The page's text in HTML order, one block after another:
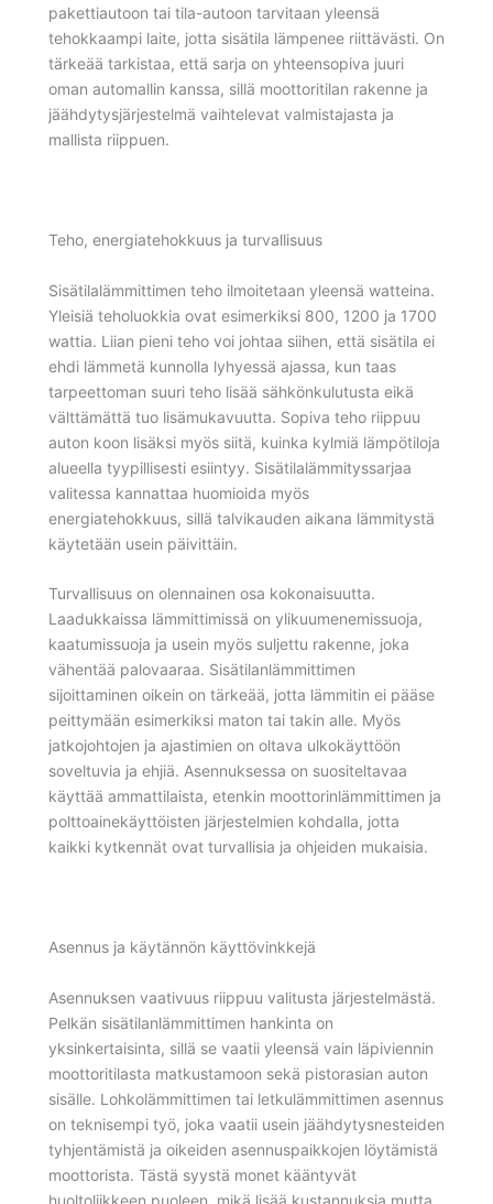
pakettiautoon tai tila-autoon tarvitaan yleensä
tehokkaampi laite, jotta sisätila lämpenee riittävästi. On
tärkeää tarkistaa, että sarja on yhteensopiva juuri
oman automallin kanssa, sillä moottoritilan rakenne ja
jäähdytysjärjestelmä vaihtelevat valmistajasta ja
mallista riippuen.
Teho, energiatehokkuus ja turvallisuus
Sisätilalämmittimen teho ilmoitetaan yleensä watteina.
Yleisiä teholuokkia ovat esimerkiksi 800, 1200 ja 1700
wattia. Liian pieni teho voi johtaa siihen, että sisätila ei
ehdi lämmetä kunnolla lyhyessä ajassa, kun taas
tarpeettoman suuri teho lisää sähkönkulutusta eikä
välttämättä tuo lisämukavuutta. Sopiva teho riippuu
auton koon lisäksi myös siitä, kuinka kylmiä lämpötiloja
alueella tyypillisesti esiintyy. Sisätilalämmityssarjaa
valitessa kannattaa huomioida myös
energiatehokkuus, sillä talvikauden aikana lämmitystä
käytetään usein päivittäin.
Turvallisuus on olennainen osa kokonaisuutta.
Laadukkaissa lämmittimissä on ylikuumenemissuoja,
kaatumissuoja ja usein myös suljettu rakenne, joka
vähentää palovaaraa. Sisätilanlämmittimen
sijoittaminen oikein on tärkeää, jotta lämmitin ei pääse
peittymään esimerkiksi maton tai takin alle. Myös
jatkojohtojen ja ajastimien on oltava ulkokäyttöön
soveltuvia ja ehjiä. Asennuksessa on suositeltavaa
käyttää ammattilaista, etenkin moottorinlämmittimen ja
polttoainekäyttöisten järjestelmien kohdalla, jotta
kaikki kytkennät ovat turvallisia ja ohjeiden mukaisia.
Asennus ja käytännön käyttövinkkejä
Asennuksen vaativuus riippuu valitusta järjestelmästä.
Pelkän sisätilanlämmittimen hankinta on
yksinkertaisinta, sillä se vaatii yleensä vain läpiviennin
moottoritilasta matkustamoon sekä pistorasian auton
sisälle. Lohkolämmittimen tai letkulämmittimen asennus
on teknisempi työ, joka vaatii usein jäähdytysnesteiden
tyhjentämistä ja oikeiden asennuspaikkojen löytämistä
moottorista. Tästä syystä monet kääntyvät
huoltoliikkeen puoleen, mikä lisää kustannuksia mutta